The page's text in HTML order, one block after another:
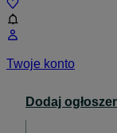
Twoje konto
Dodaj